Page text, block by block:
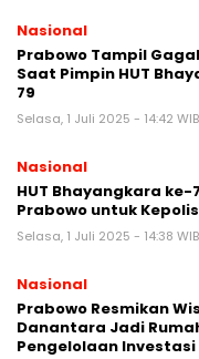
Nasional
Prabowo Tampil
Saat Pimpin HUT
79
Selasa, 1 Juli 2025 - 14:42 WIB
Nasional
HUT Bhayangkara ke-
Prabowo untuk
Selasa, 1 Juli 2025 - 14:38 WIB
Nasional
Prabowo Resmikan
Danantara Jadi
Pengelolaan